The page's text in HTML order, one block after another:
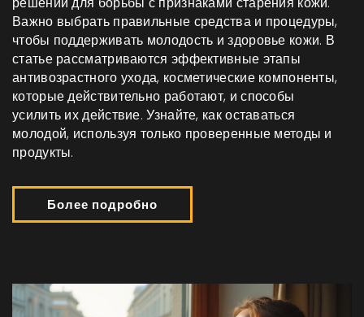
Важно выбрать правильные средства и процедуры,
чтобы поддерживать молодость и здоровье кожи. В
статье рассматриваются эффективные этапы
антивозрастного ухода, косметические компоненты,
которые действительно работают, и способы
усилить их действие. Узнайте, как оставаться
молодой, используя только проверенные методы и
продукты.
Более подробно